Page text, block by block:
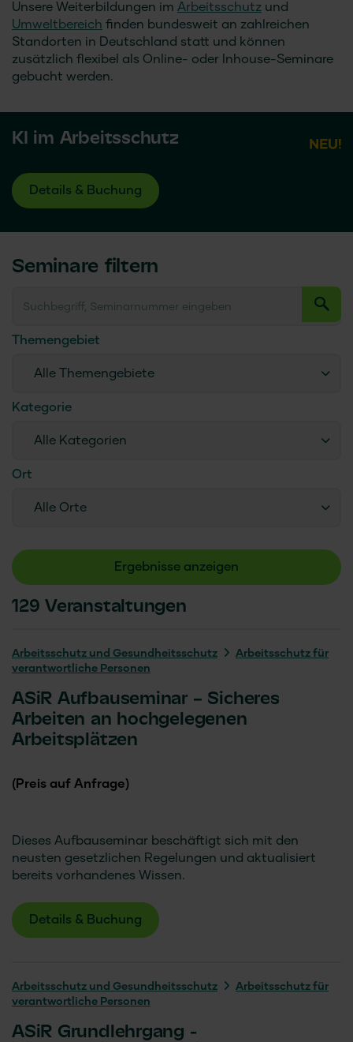
Unsere Weiterbildungen im Arbeitsschutz und
Umweltbereich finden bundesweit an zahlreichen
Standorten in Deutschland statt und können
zusätzlich flexibel als Online- oder Inhouse-Seminare
gebucht werden.
KI im Arbeitsschutz
Details & Buchung
Seminare filtern
Themengebiet
Alle Themengebiete
Kategorie
Alle Kategorien
Ort
Alle Orte
Ergebnisse anzeigen
129 Veranstaltungen
Arbeitsschutz und Gesundheitsschutz
Arbeitsschutz für
verantwortliche Personen
ASiR Aufbauseminar – Sicheres
Arbeiten an hochgelegenen
Arbeitsplätzen
(Preis auf Anfrage)
Dieses Aufbauseminar beschäftigt sich mit den
neusten gesetzlichen Regelungen und aktualisiert
bereits vorhandenes Wissen.
Details & Buchung
Arbeitsschutz und Gesundheitsschutz
Arbeitsschutz für
verantwortliche Personen
ASiR Grundlehrgang -